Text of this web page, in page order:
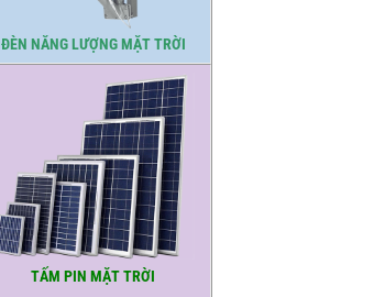
ĐÈN NĂNG LƯỢNG MẶT TRỜI
TẤM PIN MẶT TRỜI